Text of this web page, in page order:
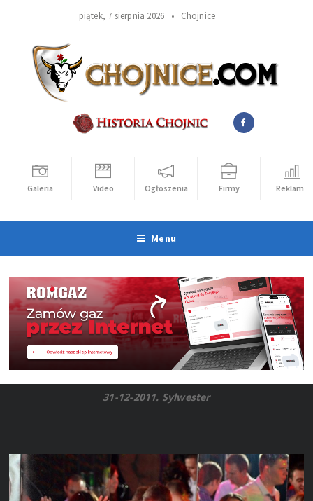
piątek, 7 sierpnia 2026 • Chojnice
Galeria Video Ogłoszenia Firmy Reklama
Menu
31-12-2011. Sylwester